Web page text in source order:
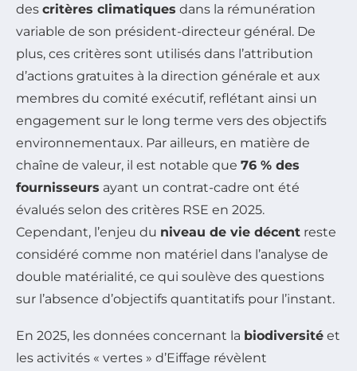
des critères climatiques dans la rémunération
variable de son président-directeur général. De
plus, ces critères sont utilisés dans l’attribution
d’actions gratuites à la direction générale et aux
membres du comité exécutif, reflétant ainsi un
engagement sur le long terme vers des objectifs
environnementaux. Par ailleurs, en matière de
chaîne de valeur, il est notable que 76 % des
fournisseurs ayant un contrat-cadre ont été
évalués selon des critères RSE en 2025.
Cependant, l’enjeu du niveau de vie décent reste
considéré comme non matériel dans l’analyse de
double matérialité, ce qui soulève des questions
sur l’absence d’objectifs quantitatifs pour l’instant.
En 2025, les données concernant la biodiversité et
les activités « vertes » d’Eiffage révèlent